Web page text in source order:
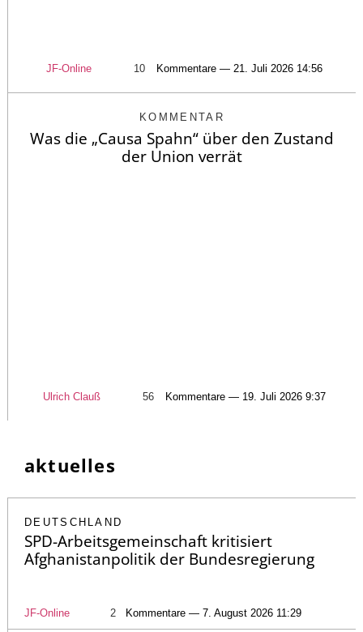
JF-Online 10 Kommentare — 21. Juli 2026 14:56
KOMMENTAR
Was die „Causa Spahn“ über den Zustand
der Union verrät
Ulrich Clauß 56 Kommentare — 19. Juli 2026 9:37
aktuelles
DEUTSCHLAND
SPD-Arbeitsgemeinschaft kritisiert
Afghanistanpolitik der Bundesregierung
JF-Online 2 Kommentare — 7. August 2026 11:29